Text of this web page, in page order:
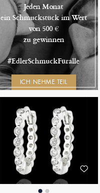
Jeden Monat
ein Schmuckstück im Wert
von 500 €
zu gewinnen
#EdlerSchmuckFüralle
ICH NEHME TEIL